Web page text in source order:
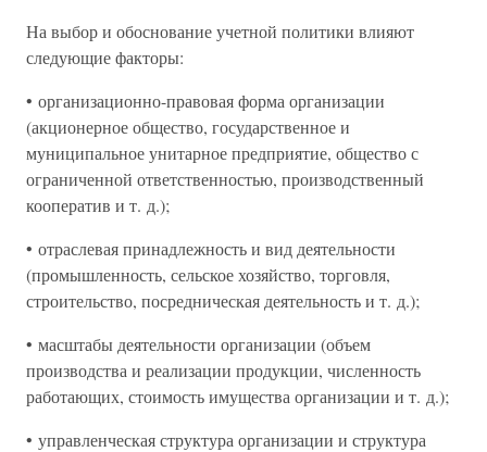
На выбор и обоснование учетной политики влияют
следующие факторы:
• организационно-правовая форма организации
(акционерное общество, государственное и
муниципальное унитарное предприятие, общество с
ограниченной ответственностью, производственный
кооператив и т. д.);
• отраслевая принадлежность и вид деятельности
(промышленность, сельское хозяйство, торговля,
строительство, посредническая деятельность и т. д.);
• масштабы деятельности организации (объем
производства и реализации продукции, численность
работающих, стоимость имущества организации и т. д.);
• управленческая структура организации и структура